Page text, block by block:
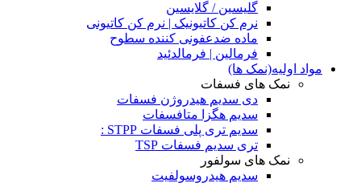
گلیسین / گلایسین
نرم کن کاتیونیک | نرم کن کاتیونی
ماده ضدعفونی کننده سطوح
فرمالین | فرمالدئید
مواد اولیه(نمک ها)
نمک های فسفات
دی سدیم هیدروژن فسفات
سدیم هگزا متافسفات
سدیم تری پلی فسفات STPP :
تری سدیم فسفات TSP
نمک های سولفور
سدیم هیدروسولفیت